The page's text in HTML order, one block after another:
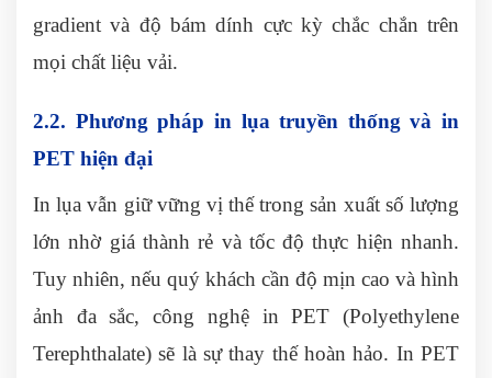
gradient và độ bám dính cực kỳ chắc chắn trên
mọi chất liệu vải.
2.2. Phương pháp in lụa truyền thống và in
PET hiện đại
In lụa vẫn giữ vững vị thế trong sản xuất số lượng
lớn nhờ giá thành rẻ và tốc độ thực hiện nhanh.
Tuy nhiên, nếu quý khách cần độ mịn cao và hình
ảnh đa sắc, công nghệ in PET (Polyethylene
Terephthalate) sẽ là sự thay thế hoàn hảo. In PET